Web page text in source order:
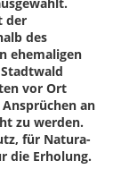
der
des
ehemaligen
vor Ort
an
zu werden.
für Natura-
die Erholung.